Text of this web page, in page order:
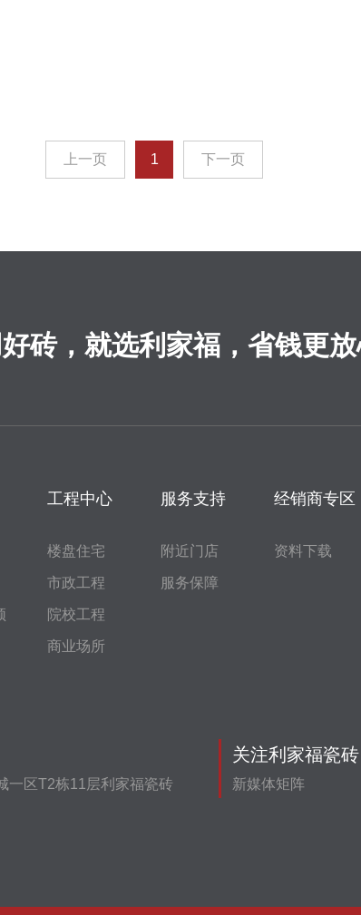
上一页 1 下一页
砖，就选利家福，省钱更
工程中心
楼盘住宅
市政工程
院校工程
商业场所
服务支持
附近门店
服务保障
经销商专区
资料下载
一区T2栋11层利家福瓷砖
关注利家福瓷砖
新媒体矩阵